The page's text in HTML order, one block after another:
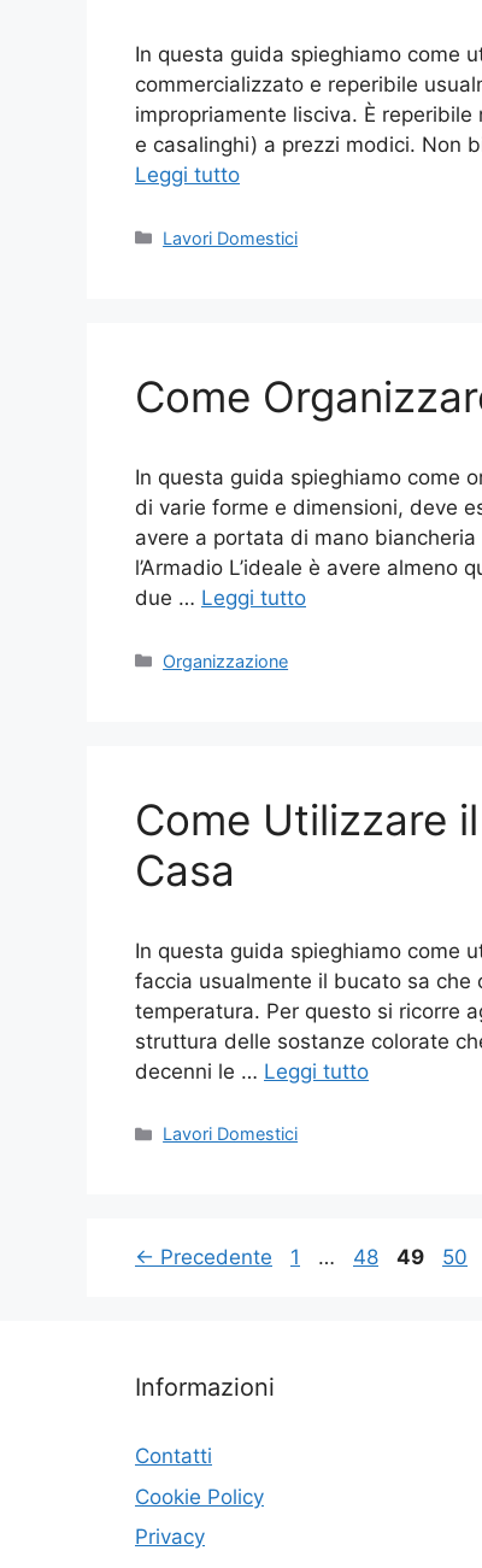
In questa guida spieghiamo come
commercializzato e reperibile
impropriamente lisciva. È
e casalinghi) a prezzi modici. Non
Leggi tutto
Categorie
Lavori Domestici
Come
In questa guida spieghiamo come
di varie forme e dimensioni, deve
avere a portata di mano
l’Armadio L’ideale è avere
due … Leggi tutto
Categorie
Organizzazione
Come Utilizzare
Casa
In questa guida spieghiamo come
faccia usualmente il bucato sa che
temperatura. Per questo si ricorre
struttura delle sostanze colorate
decenni le … Leggi tutto
Categorie
Lavori Domestici
← Precedente Pagina
1 … Pagina
48 Pagina
49 50
Informazioni
Contatti
Cookie Policy
Privacy